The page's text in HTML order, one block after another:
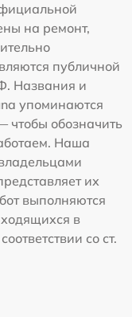
на ремонт,
публичной
Названия и
упоминаются
обозначить
Наша
их
выполняются
в
со ст.